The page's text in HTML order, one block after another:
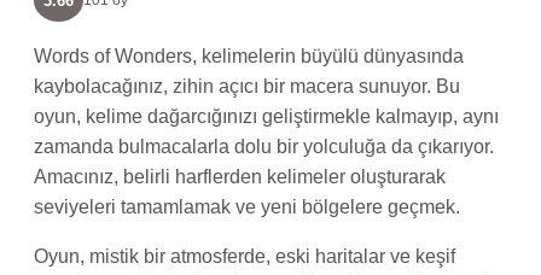
Words of Wonders, kelimelerin büyülü dünyasında
kaybolacağınız, zihin açıcı bir macera sunuyor. Bu
oyun, kelime dağarcığınızı geliştirmekle kalmayıp, aynı
zamanda bulmacalarla dolu bir yolculuğa da çıkarıyor.
Amacınız, belirli harflerden kelimeler oluşturarak
seviyeleri tamamlamak ve yeni bölgelere geçmek.
Oyun, mistik bir atmosferde, eski haritalar ve keşif